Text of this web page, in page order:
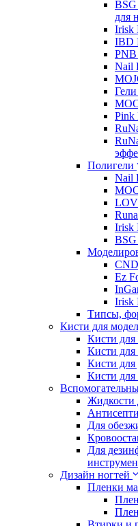
для
Irisk
IBD
PNB
Nail
Pink
Полигели
Nail
Irisk
Ez
Irisk
Типсы,
Кисти для
Кисти для
Кисти для
Кисти для
Кисти для
Жидкости
Для
Для
Дизайн ногтей
Пленки